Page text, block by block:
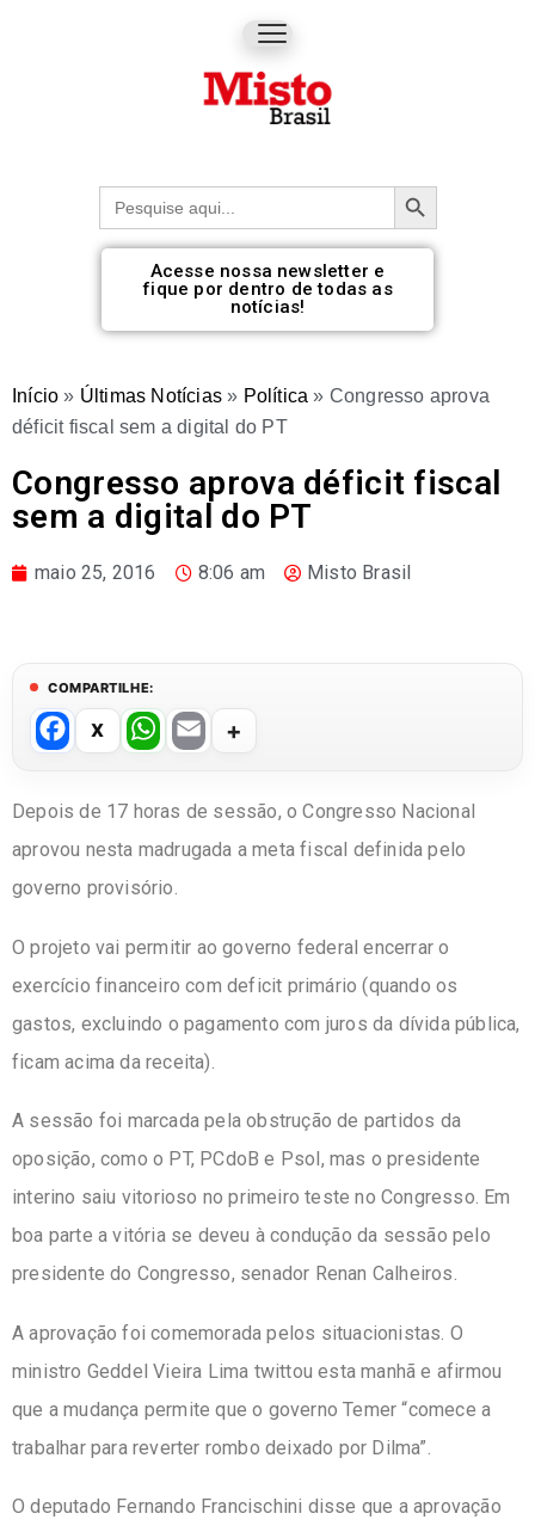
Procurar: Botão de pesquisa
Acesse nossa newsletter e
fique por dentro de todas as
notícias!
Início » Últimas Notícias » Política » Congresso aprova
déficit fiscal sem a digital do PT
Congresso aprova déficit fiscal
sem a digital do PT
maio 25, 2016 8:06 am Misto Brasil
COMPARTILHE:
F
a
c
e
b
o
k
W
h
at
s
A
p
E
ail
Depois de 17 horas de sessão, o Congresso Nacional
aprovou nesta madrugada a meta fiscal definida pelo
governo provisório.
O projeto vai permitir ao governo federal encerrar o
exercício financeiro com deficit primário (quando os
gastos, excluindo o pagamento com juros da dívida pública,
ficam acima da receita)
A sessão foi marcada pela obstrução de partidos da
oposição, como o PT, PCdoB e Psol, mas o presidente
interino saiu vitorioso no primeiro teste no Congresso. Em
boa parte a vitória se deveu à condução da sessão pelo
presidente do Congresso, senador Renan Calheiros.
A aprovação foi comemorada pelos situacionistas. O
ministro Geddel Vieira Lima twittou esta manhã e afirmou
que a mudança permite que o governo Temer “comece a
trabalhar para reverter rombo deixado por Dilma”.
O deputado Fernando Francischini disse que a aprovação